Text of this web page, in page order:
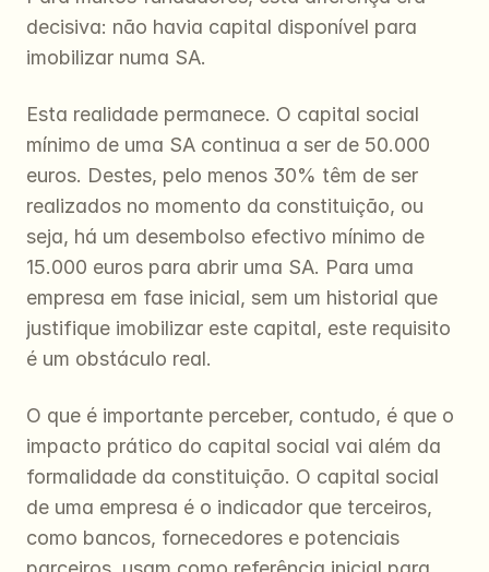
decisiva: não havia capital disponível para
imobilizar numa SA.
Esta realidade permanece. O capital social
mínimo de uma SA continua a ser de 50.000
euros. Destes, pelo menos 30% têm de ser
realizados no momento da constituição, ou
seja, há um desembolso efectivo mínimo de
15.000 euros para abrir uma SA. Para uma
empresa em fase inicial, sem um historial que
justifique imobilizar este capital, este requisito
é um obstáculo real.
O que é importante perceber, contudo, é que o
impacto prático do capital social vai além da
formalidade da constituição. O capital social
de uma empresa é o indicador que terceiros,
como bancos, fornecedores e potenciais